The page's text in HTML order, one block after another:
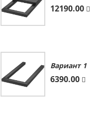
12190.00
Вариант 1
6390.00